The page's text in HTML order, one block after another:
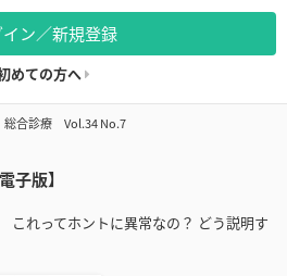
イン／新規登録
めての方へ
総合診療 Vol.34 No.7
版】
ってホントに異常なの？ どう説明す